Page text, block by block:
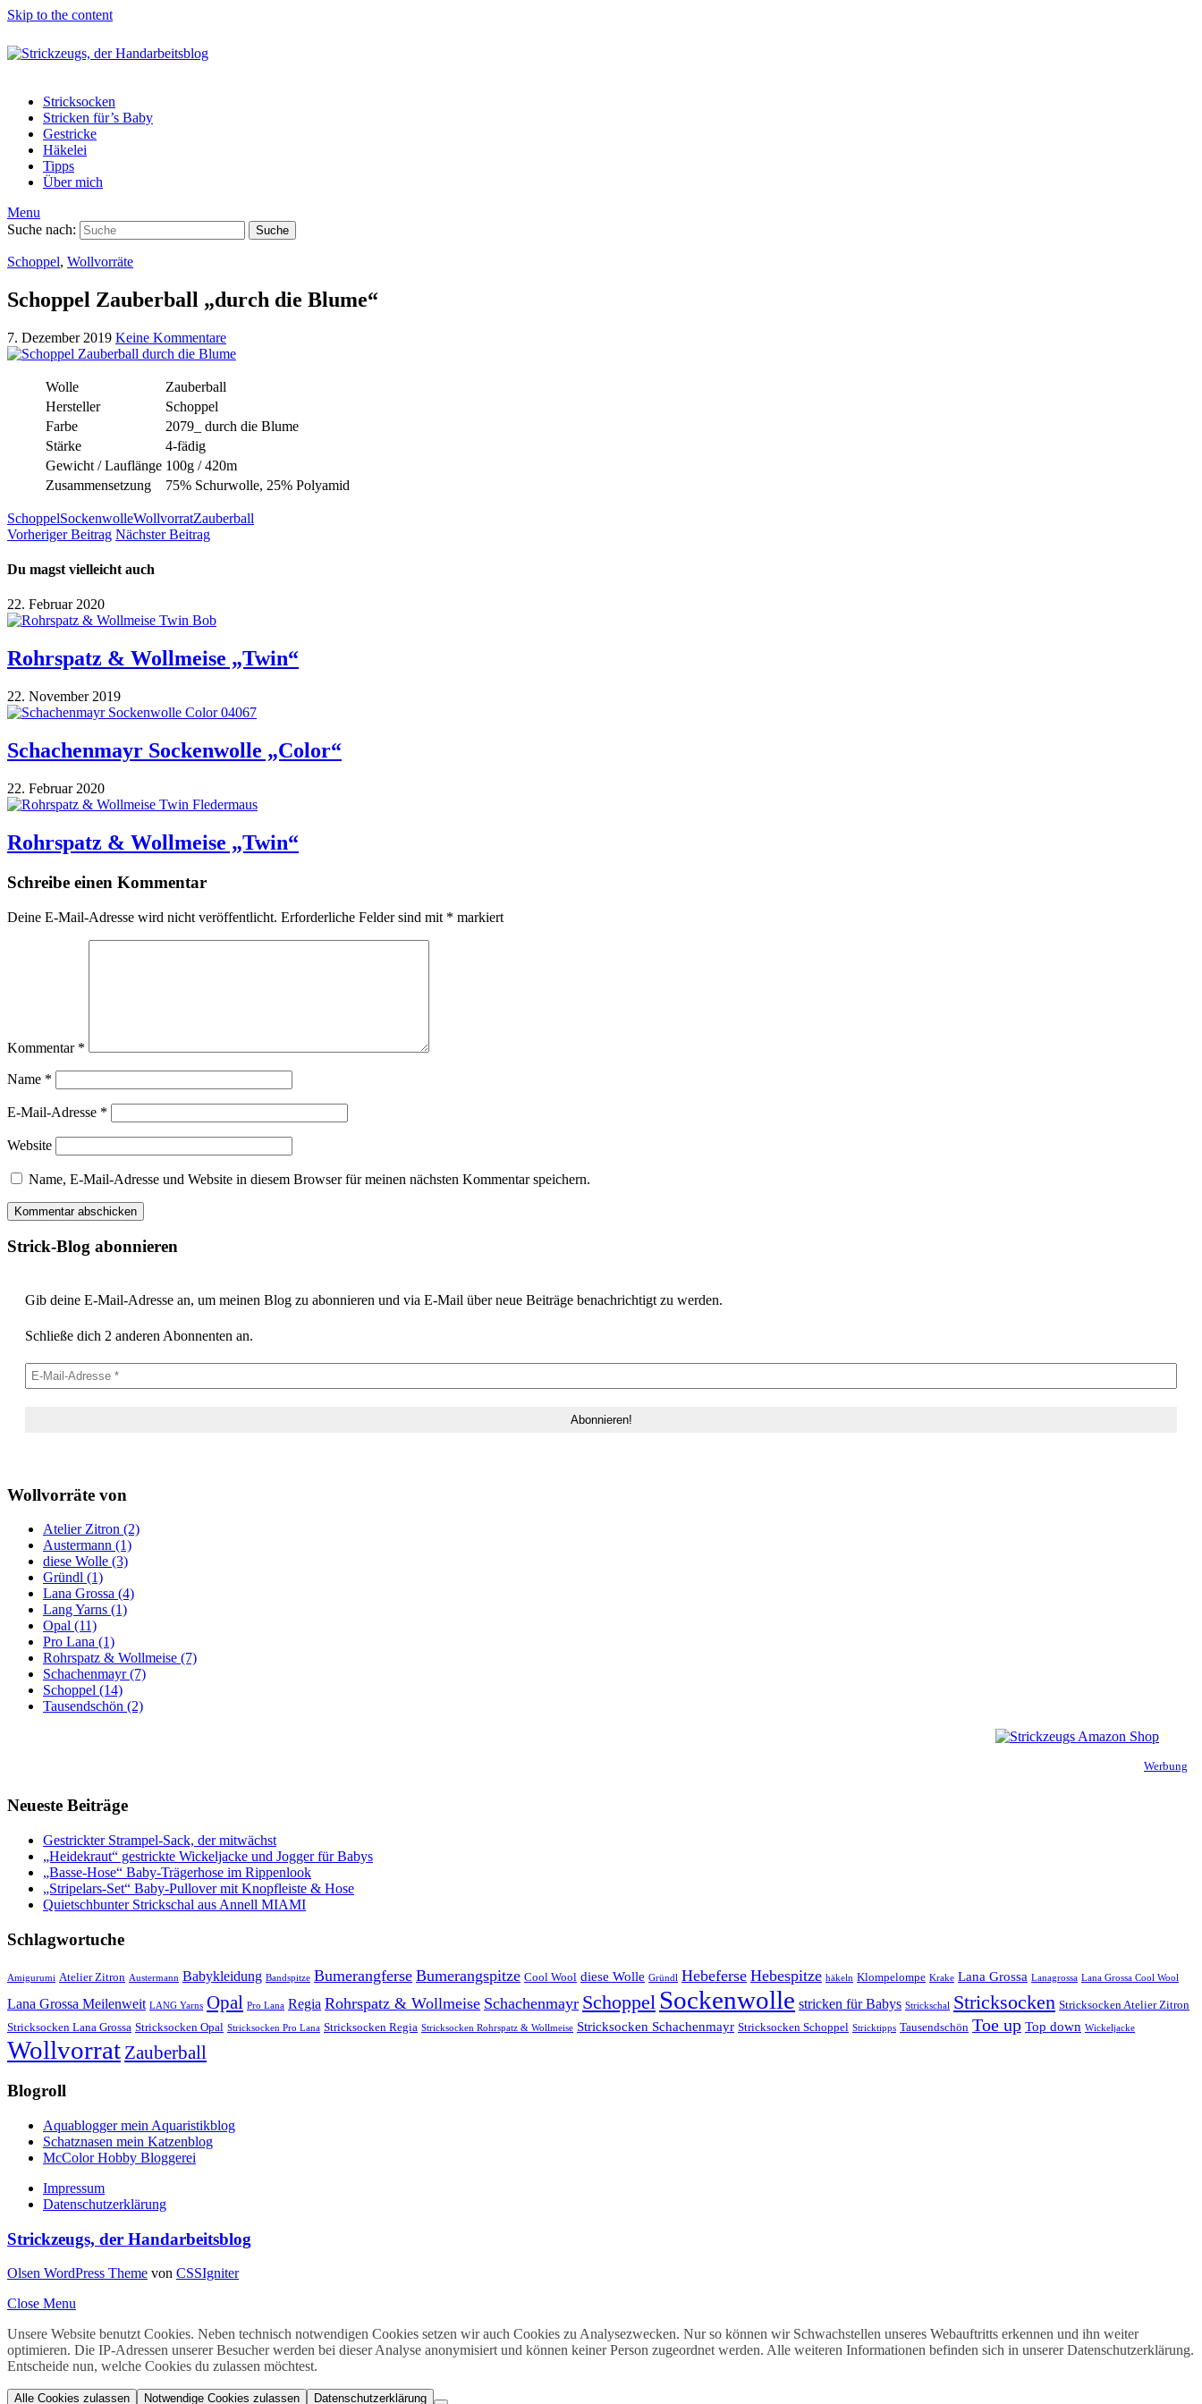
Skip to the content
Stricksocken
Stricken für’s Baby
Gestricke
Häkelei
Tipps
Über mich
Menu
Suche nach:
Suche
Schoppel, Wollvorräte
Schoppel Zauberball „durch die Blume“
7. Dezember 2019 Keine Kommentare
Wolle
Zauberball
Hersteller
Schoppel
Farbe
2079_ durch die Blume
Stärke
4-fädig
Gewicht / Lauflänge 100g / 420m
Zusammensetzung
75% Schurwolle, 25% Polyamid
SchoppelSockenwolleWollvorratZauberball
Vorheriger Beitrag Nächster Beitrag
Du magst vielleicht auch
22. Februar 2020
Rohrspatz & Wollmeise „Twin“
22. November 2019
Schachenmayr Sockenwolle „Color“
22. Februar 2020
Rohrspatz & Wollmeise „Twin“
Schreibe einen Kommentar
Deine E-Mail-Adresse wird nicht veröffentlicht. Erforderliche Felder sind mit * markiert
Kommentar *
Name *
E-Mail-Adresse *
Website
Name, E-Mail-Adresse und Website in diesem Browser für meinen nächsten Kommentar speichern.
Strick-Blog abonnieren
Gib deine E-Mail-Adresse an, um meinen Blog zu abonnieren und via E-Mail über neue Beiträge benachrichtigt zu werden.
Schließe dich 2 anderen Abonnenten an.
Wollvorräte von
Atelier Zitron (2)
Austermann (1)
diese Wolle (3)
Gründl (1)
Lana Grossa (4)
Lang Yarns (1)
Opal (11)
Pro Lana (1)
Rohrspatz & Wollmeise (7)
Schachenmayr (7)
Schoppel (14)
Tausendschön (2)
Werbung
Neueste Beiträge
Gestrickter Strampel-Sack, der mitwächst
„Heidekraut“ gestrickte Wickeljacke und Jogger für Babys
„Basse-Hose“ Baby-Trägerhose im Rippenlook
„Stripelars-Set“ Baby-Pullover mit Knopfleiste & Hose
Quietschbunter Strickschal aus Annell MIAMI
Schlagwortuche
Amigurumi Atelier Zitron Austermann Babykleidung Bandspitze Bumerangferse Bumerangspitze Cool Wool diese Wolle Gründl Hebeferse Hebespitze häkeln Klompelompe Krake Lana Grossa Lanagrossa Lana Grossa Cool Wool
Lana Grossa Meilenweit LANG Yarns Opal Pro Lana Regia Rohrspatz & Wollmeise Schachenmayr Schoppel Sockenwolle stricken für Babys Strickschal Stricksocken Stricksocken Atelier Zitron
Stricksocken Lana Grossa Stricksocken Opal Stricksocken Pro Lana Stricksocken Regia Stricksocken Rohrspatz & Wollmeise Stricksocken Schachenmayr Stricksocken Schoppel Stricktipps Tausendschön Toe up Top down Wickeljacke
Wollvorrat Zauberball
Blogroll
Aquablogger mein Aquaristikblog
Schatznasen mein Katzenblog
McColor Hobby Bloggerei
Impressum
Datenschutzerklärung
Strickzeugs, der Handarbeitsblog
Olsen WordPress Theme von CSSIgniter
Close Menu
Unsere Website benutzt Cookies. Neben technisch notwendigen Cookies setzen wir auch Cookies zu Analysezwecken. Nur so können wir Schwachstellen unseres Webauftritts erkennen und ihn weiter
optimieren. Die IP-Adressen unserer Besucher werden bei dieser Analyse anonymisiert und können keiner Person zugeordnet werden. Alle weiteren Informationen befinden sich in unserer Datenschutzerklärung.
Entscheide nun, welche Cookies du zulassen möchtest.
Alle Cookies zulassen Notwendige Cookies zulassen Datenschutzerklärung